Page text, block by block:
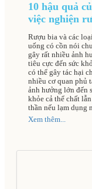
10 hậu quả
việc nghiện
bia đối với cơ
Rượu bia và các
uống có cồn nói
gây rất nhiều ảnh
tiêu cực đến sức
có thể gây tác hại
nhiều cơ quan phủ
ảnh hưởng lớn đến
khỏe cả thể chất
thần nếu lạm dụng
Xem thêm...